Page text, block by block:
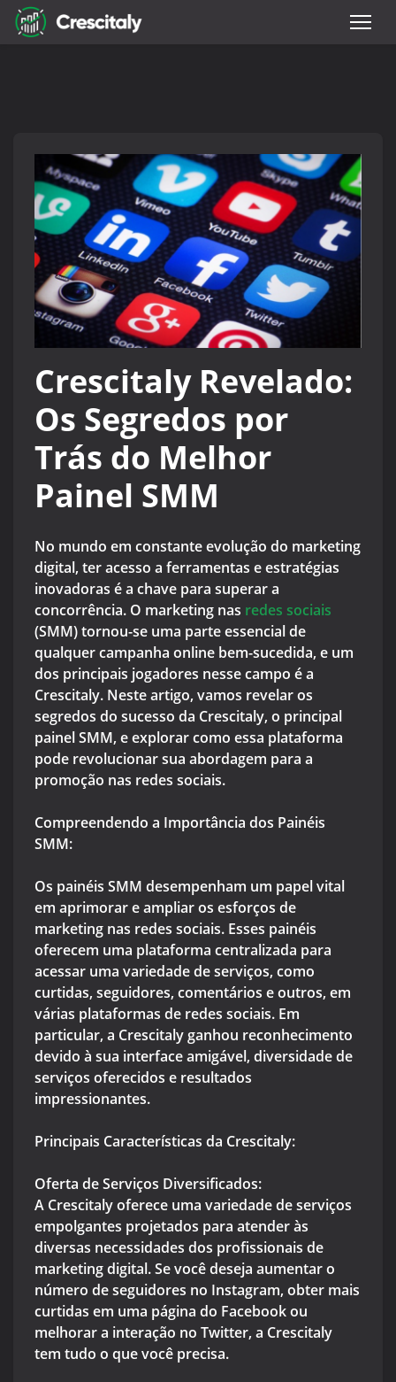
Crescitaly Revelado:
Os Segredos por
Trás do Melhor
Painel SMM
No mundo em constante evolução do marketing
digital, ter acesso a ferramentas e estratégias
inovadoras é a chave para superar a
concorrência. O marketing nas redes sociais
(SMM) tornou-se uma parte essencial de
qualquer campanha online bem-sucedida, e um
dos principais jogadores nesse campo é a
Crescitaly. Neste artigo, vamos revelar os
segredos do sucesso da Crescitaly, o principal
painel SMM, e explorar como essa plataforma
pode revolucionar sua abordagem para a
promoção nas redes sociais.
Compreendendo a Importância dos Painéis
SMM:
Os painéis SMM desempenham um papel vital
em aprimorar e ampliar os esforços de
marketing nas redes sociais. Esses painéis
oferecem uma plataforma centralizada para
acessar uma variedade de serviços, como
curtidas, seguidores, comentários e outros, em
várias plataformas de redes sociais. Em
particular, a Crescitaly ganhou reconhecimento
devido à sua interface amigável, diversidade de
serviços oferecidos e resultados
impressionantes.
Principais Características da Crescitaly:
Oferta de Serviços Diversificados:
A Crescitaly oferece uma variedade de serviços
empolgantes projetados para atender às
diversas necessidades dos profissionais de
marketing digital. Se você deseja aumentar o
número de seguidores no Instagram, obter mais
curtidas em uma página do Facebook ou
melhorar a interação no Twitter, a Crescitaly
tem tudo o que você precisa.